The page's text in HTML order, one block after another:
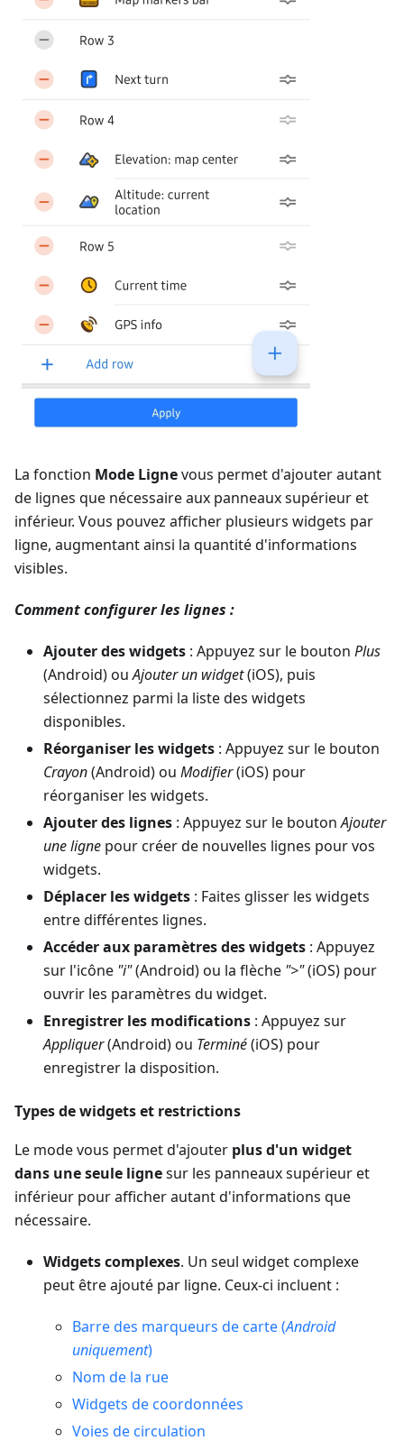
La fonction Mode Lignevous permet d'ajouter autant
de lignes que nécessaire aux panneaux supérieur et
inférieur. Vous pouvez afficher plusieurs widgets par
ligne, augmentant ainsi la quantité d'informations
visibles.
Comment configurer les lignes :
Ajouter des widgets : Appuyez sur le bouton Plus
(Android) ouAjouter un widget(iOS), puis
sélectionnez parmi la liste des widgets
disponibles.
Réorganiser les widgets : Appuyez sur le bouton
Crayon(Android) ou Modifier(iOS) pour
réorganiser les widgets.
Ajouter des lignes : Appuyez sur le boutonAjouter
une ligne pour créer de nouvelles lignes pour vos
widgets.
Déplacer les widgets : Faites glisser les widgets
entre différentes lignes.
Accéder aux paramètres des widgets : Appuyez
sur l'icône "i"(Android) ou la flèche ">"(iOS) pour
ouvrir les paramètres du widget.
Enregistrer les modifications : Appuyez sur
Appliquer(Android) ou Terminé(iOS) pour
enregistrer la disposition.
Types de widgets et restrictions
Le mode vous permet d'ajouter plus d'un widget
dans une seule lignesur les panneaux supérieur et
inférieur pour afficher autant d'informations que
nécessaire.
Widgets complexes. Un seul widget complexe
peut être ajouté par ligne. Ceux-ci incluent :
Barre des marqueurs de carte (Android
uniquement)
Nom de la rue
Widgets de coordonnées
Voies de circulation